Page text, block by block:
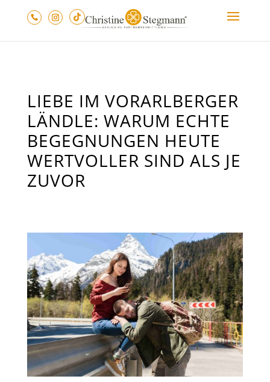
LIEBE IM VORARLBERGER
LÄNDLE: WARUM ECHTE
BEGEGNUNGEN HEUTE
WERTVOLLER SIND ALS JE
ZUVOR